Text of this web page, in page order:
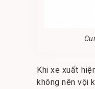
Khi xe xuất
không nên vội